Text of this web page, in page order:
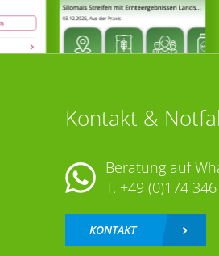
Kontakt &
Beratung auf
T. +49 (0)174
KONTAKT